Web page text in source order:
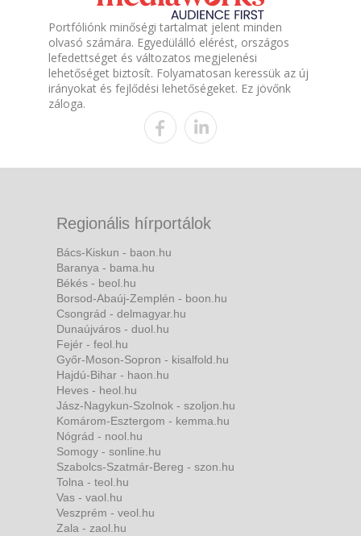
Portfóliónk minőségi tartalmat jelent minden
olvasó számára. Egyedülálló elérést, országos
lefedettséget és változatos megjelenési
lehetőséget biztosít. Folyamatosan keressük az új
irányokat és fejlődési lehetőségeket. Ez jövőnk
záloga.
Regionális hírportálok
Bács-Kiskun - baon.hu
Baranya - bama.hu
Békés - beol.hu
Borsod-Abaúj-Zemplén - boon.hu
Csongrád - delmagyar.hu
Dunaújváros - duol.hu
Fejér - feol.hu
Győr-Moson-Sopron - kisalfold.hu
Hajdú-Bihar - haon.hu
Heves - heol.hu
Jász-Nagykun-Szolnok - szoljon.hu
Komárom-Esztergom - kemma.hu
Nógrád - nool.hu
Somogy - sonline.hu
Szabolcs-Szatmár-Bereg - szon.hu
Tolna - teol.hu
Vas - vaol.hu
Veszprém - veol.hu
Zala - zaol.hu